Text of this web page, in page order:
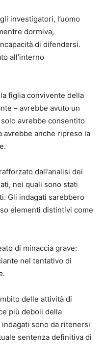
investigatori, l’uomo
dormiva,
di difendersi.
all’interno
figlia convivente della
– avrebbe avuto un
avrebbe consentito
avrebbe anche ripreso la
dall’analisi dei
nei quali sono stati
Gli indagati sarebbero
elementi distintivi come
di minaccia grave:
nel tentativo di
delle attività di
più deboli della
sono da ritenersi
sentenza definitiva di